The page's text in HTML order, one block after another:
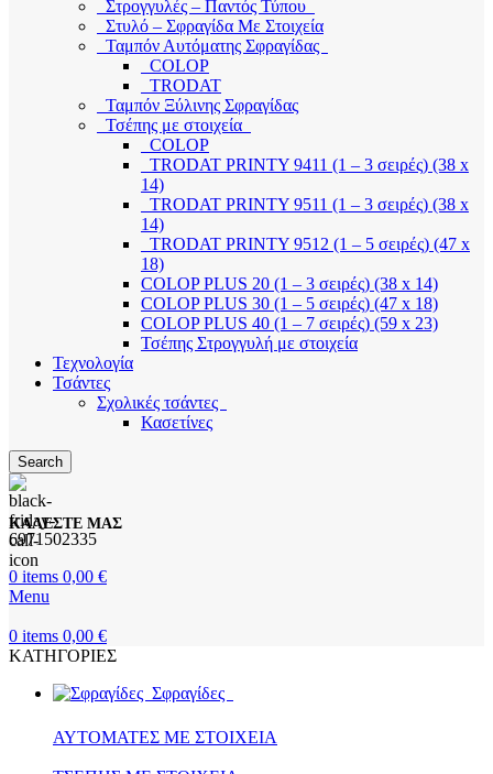
Στρογγυλές – Παντός Τύπου
Στυλό – Σφραγίδα Με Στοιχεία
Ταμπόν Αυτόματης Σφραγίδας
COLOP
TRODAT
Ταμπόν Ξύλινης Σφραγίδας
Τσέπης με στοιχεία
COLOP
TRODAT PRINTY 9411 (1 – 3 σειρές) (38 x
14)
TRODAT PRINTY 9511 (1 – 3 σειρές) (38 x
14)
TRODAT PRINTY 9512 (1 – 5 σειρές) (47 x
18)
COLOP PLUS 20 (1 – 3 σειρές) (38 x 14)
COLOP PLUS 30 (1 – 5 σειρές) (47 x 18)
COLOP PLUS 40 (1 – 7 σειρές) (59 x 23)
Τσέπης Στρογγυλή με στοιχεία
Τεχνολογία
Τσάντες
Σχολικές τσάντες
Κασετίνες
Search
ΚΑΛΕΣΤΕ ΜΑΣ
6971502335
0 items 0,00 €
Menu
0 items 0,00 €
ΚΑΤΗΓΟΡΙΕΣ
Σφραγίδες
ΑΥΤΟΜΑΤΕΣ ΜΕ ΣΤΟΙΧΕΙΑ